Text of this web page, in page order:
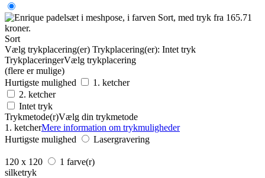
Sort
Vælg trykplacering(er) Trykplacering(er): Intet tryk
TrykplaceringerVælg trykplacering
(flere er mulige)
Hurtigste mulighed
1. ketcher
2. ketcher
Intet tryk
Trykmetode(r)Vælg din trykmetode
1. ketcherMere information om trykmuligheder
Hurtigste mulighed
Lasergravering
120 x 120
1 farve(r)
silketryk